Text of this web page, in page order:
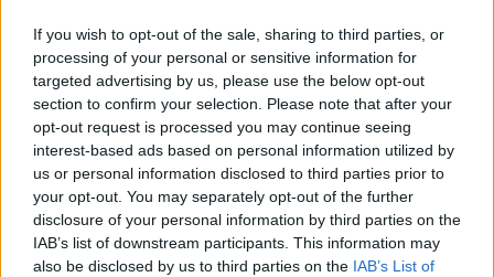
If you wish to opt-out of the sale, sharing to third parties, or
processing of your personal or sensitive information for
targeted advertising by us, please use the below opt-out
section to confirm your selection. Please note that after your
opt-out request is processed you may continue seeing
interest-based ads based on personal information utilized by
us or personal information disclosed to third parties prior to
your opt-out. You may separately opt-out of the further
disclosure of your personal information by third parties on the
IAB’s list of downstream participants. This information may
also be disclosed by us to third parties on the IAB’s List of
Σχόλια
Σχολίασε εδώ
50 /50